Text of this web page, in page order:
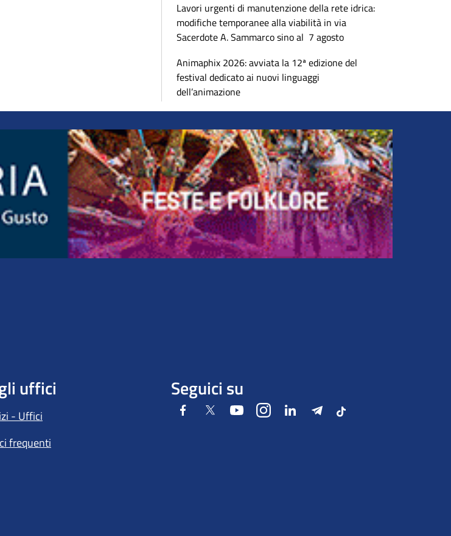
Lavori urgenti di manutenzione della rete idrica:
modifiche temporanee alla viabilità in via
Sacerdote A. Sammarco sino al 7 agosto
Animaphix 2026: avviata la 12ª edizione del
festival dedicato ai nuovi linguaggi
dell’animazione
uffici
- Uffici
frequenti
Seguici su
FacebookTwitter YoutubeInstagramLinkedIn Telegram
Tiktok